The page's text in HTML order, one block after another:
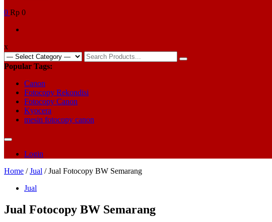
0 Rp 0
x
Search
for:
Popular Tags:
Canon
Fotocopy Rekondisi
Fotocopy Canon
Kyocera
mesin fotocopy canon
Login
Home /Jual / Jual Fotocopy BW Semarang
Jual
Jual Fotocopy BW Semarang